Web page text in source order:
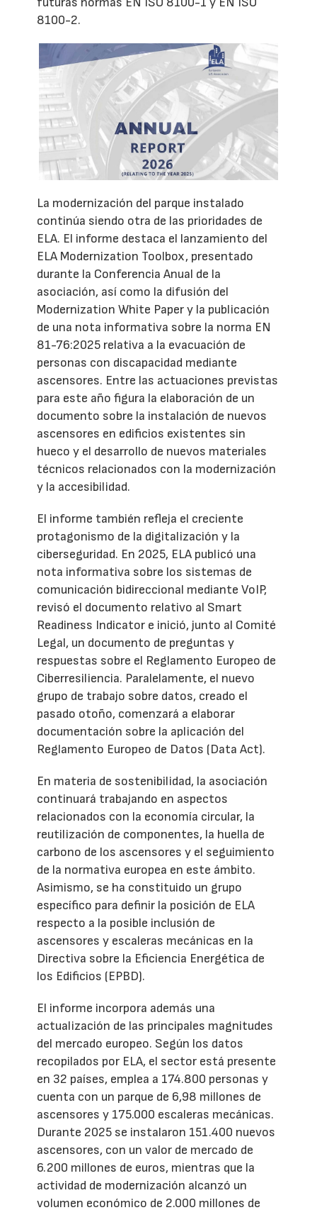
8100-2.
La modernización del parque instalado
continúa siendo otra de las prioridades de
ELA. El informe destaca el lanzamiento del
ELA Modernization Toolbox, presentado
durante la Conferencia Anual de la
asociación, así como la difusión del
Modernization White Paper y la publicación
de una nota informativa sobre la norma EN
81-76:2025 relativa a la evacuación de
personas con discapacidad mediante
ascensores. Entre las actuaciones previstas
para este año figura la elaboración de un
documento sobre la instalación de nuevos
ascensores en edificios existentes sin
hueco y el desarrollo de nuevos materiales
técnicos relacionados con la modernización
y la accesibilidad.
El informe también refleja el creciente
protagonismo de la digitalización y la
ciberseguridad. En 2025, ELA publicó una
nota informativa sobre los sistemas de
comunicación bidireccional mediante VoIP,
revisó el documento relativo al Smart
Readiness Indicator e inició, junto al Comité
Legal, un documento de preguntas y
respuestas sobre el Reglamento Europeo de
Ciberresiliencia. Paralelamente, el nuevo
grupo de trabajo sobre datos, creado el
pasado otoño, comenzará a elaborar
documentación sobre la aplicación del
Reglamento Europeo de Datos (Data Act).
En materia de sostenibilidad, la asociación
continuará trabajando en aspectos
relacionados con la economía circular, la
reutilización de componentes, la huella de
carbono de los ascensores y el seguimiento
de la normativa europea en este ámbito.
Asimismo, se ha constituido un grupo
específico para definir la posición de ELA
respecto a la posible inclusión de
ascensores y escaleras mecánicas en la
Directiva sobre la Eficiencia Energética de
los Edificios (EPBD).
El informe incorpora además una
actualización de las principales magnitudes
del mercado europeo. Según los datos
recopilados por ELA, el sector está presente
en 32 países, emplea a 174.800 personas y
cuenta con un parque de 6,98 millones de
ascensores y 175.000 escaleras mecánicas.
Durante 2025 se instalaron 151.400 nuevos
ascensores, con un valor de mercado de
6.200 millones de euros, mientras que la
actividad de modernización alcanzó un
volumen económico de 2.000 millones de